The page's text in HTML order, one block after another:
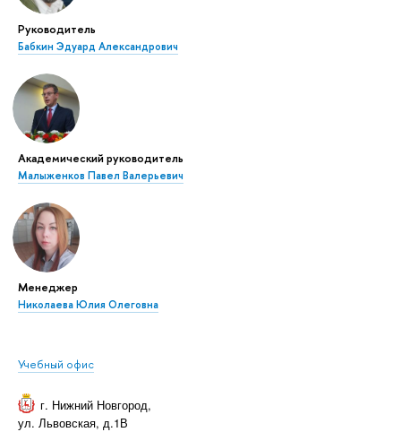
Руководитель
Бабкин Эдуард Александрович
Академический руководитель
Малыженков Павел Валерьевич
Менеджер
Николаева Юлия Олеговна
Учебный офис
г. Нижний Новгород,
ул. Львовская, д.1В